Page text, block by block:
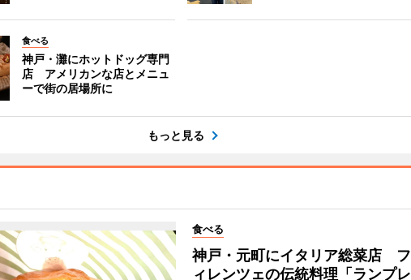
食べる
神戸・灘にホットドッグ専門
店 アメリカンな店とメニュ
ーで街の居場所に
もっと見る
食べる
神戸・元町にイタリア総菜店 フ
ィレンツェの伝統料理「ランプレ